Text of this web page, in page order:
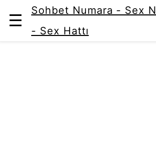
☰
Sohbet Numara - Sex
- Sex Hattı